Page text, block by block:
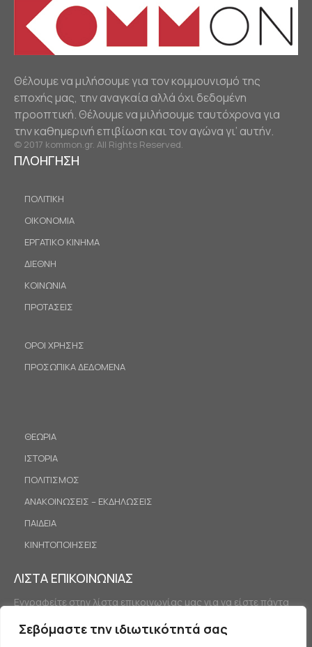
Σεβόμαστε την ιδιωτικότητά σας
Θέλουμε να μιλήσουμε για τον κομμουνισμό της
εποχής μας, την αναγκαία αλλά όχι δεδομένη
προοπτική. Θέλουμε να μιλήσουμε ταυτόχρονα για
την καθημερινή επιβίωση και τον αγώνα γι’ αυτήν.
© 2017 kommon.gr. All Rights Reserved.
ΠΛΟΗΓΗΣΗ
ΠΟΛΙΤΙΚΗ
ΟΙΚΟΝΟΜΙΑ
ΕΡΓΑΤΙΚΟ ΚΙΝΗΜΑ
ΔΙΕΘΝΗ
ΚΟΙΝΩΝΙΑ
ΠΡΟΤΑΣΕΙΣ
ΟΡΟΙ ΧΡΗΣΗΣ
ΠΡΟΣΩΠΙΚΑ ΔΕΔΟΜΕΝΑ
ΘΕΩΡΙΑ
ΙΣΤΟΡΙΑ
ΠΟΛΙΤΙΣΜΟΣ
ΑΝΑΚΟΙΝΩΣΕΙΣ – ΕΚΔΗΛΩΣΕΙΣ
ΠΑΙΔΕΙΑ
ΚΙΝΗΤΟΠΟΙΗΣΕΙΣ
ΛΙΣΤΑ ΕΠΙΚΟΙΝΩΝΙΑΣ
Εγγραφείτε στην λίστα επικοινωνίας μας για να είστε πάντα